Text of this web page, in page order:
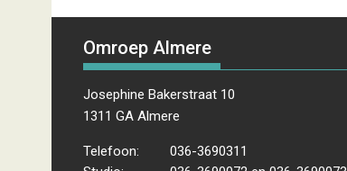
Omroep Almere
Josephine Bakerstraat 10
1311 GA Almere
Telefoon:
036-3690311